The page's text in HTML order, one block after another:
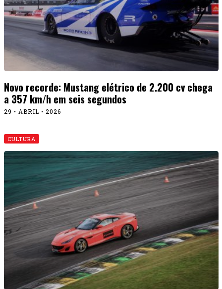
Novo recorde: Mustang elétrico de 2.200 cv chega
a 357 km/h em seis segundos
29 • ABRIL • 2026
CULTURA